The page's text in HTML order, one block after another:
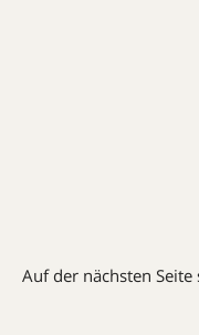
Auf der nächsten